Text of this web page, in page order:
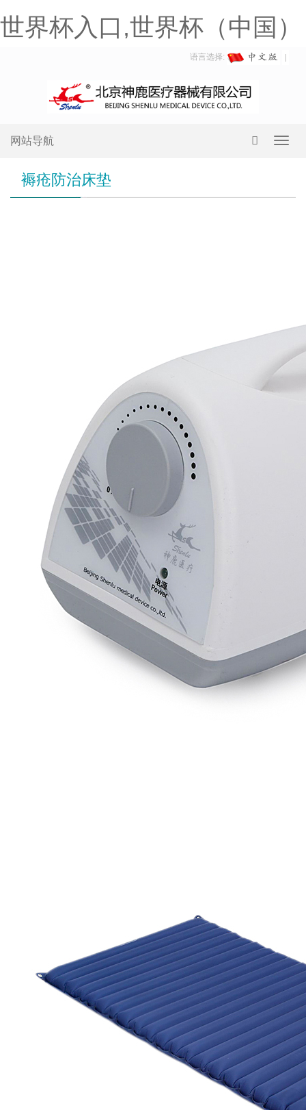
世界杯入口,世界杯（中国）
语言选择:
网站导航
褥疮防治床垫